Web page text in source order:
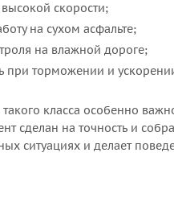
высокой скорости;
на сухом асфальте;
на влажной дороге;
при торможении и
класса особенно
сделан на точность и
ситуациях и делает